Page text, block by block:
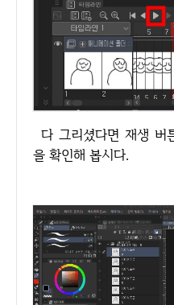
다 그리셨다면 재생 버튼을 눌러서 움짤 애니메이션
을 확인해 봅시다.